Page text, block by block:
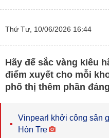
Thứ Tư, 10/06/2026 16:44
Hãy để sắc vàng kiêu
điểm xuyết cho mỗi
phố thị thêm phần
Vinpearl khởi công sân
Hòn Tre